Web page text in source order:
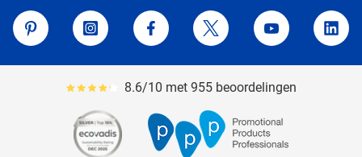
Van Helden Relatiegeschenken
Pinterest
Instagram Facebook Twitter YouTube
Gemiddeld reviewpercentage is 86
8.6/10 met 955 beoordelingen